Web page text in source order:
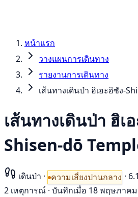
หน้าแรก
วางแผนการเดินทาง
รายงานการเดินทาง
เส้นทางเดินป่า ฮิเอะอิซัง-
เส้นทางเดินป่า ฮิเ
Shisen-dō
เดินป่า · ความเสี่ยงปานกลาง ·
2 เหตุการณ์ · บันทึกเมื่อ 18 พฤษภาคม